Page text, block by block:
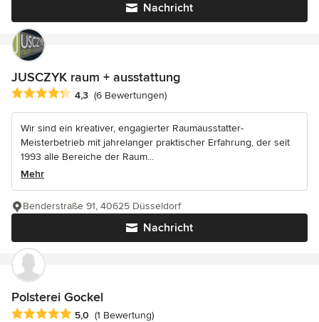
Nachricht
JUSCZYK raum + ausstattung
Durchschnittliche Bewertung: 4.3 von 5 Sternen
4,3 (6 Bewertungen)
Wir sind ein kreativer, engagierter Raumausstatter-
Meisterbetrieb mit jahrelanger praktischer Erfahrung, der seit
1993 alle Bereiche der Raum...
Mehr
Nachricht
Benderstraße 91, 40625 Düsseldorf
Polsterei Gockel
Durchschnittliche Bewertung: 5 von 5 Sternen
5,0 (1 Bewertung)